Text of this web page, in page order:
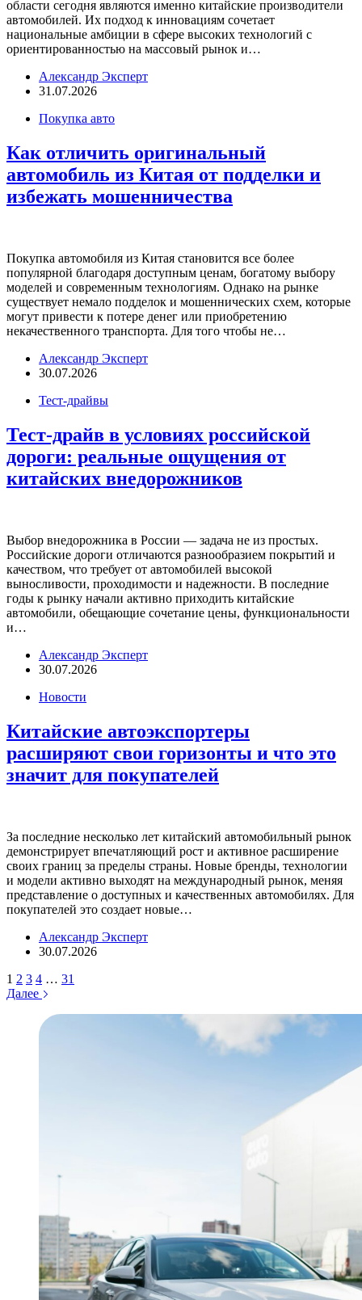
области сегодня являются именно китайские производители
автомобилей. Их подход к инновациям сочетает
национальные амбиции в сфере высоких технологий с
ориентированностью на массовый рынок и…
Александр Эксперт
31.07.2026
Покупка авто
Как отличить оригинальный
автомобиль из Китая от подделки и
избежать мошенничества
Покупка автомобиля из Китая становится все более
популярной благодаря доступным ценам, богатому выбору
моделей и современным технологиям. Однако на рынке
существует немало подделок и мошеннических схем, которые
могут привести к потере денег или приобретению
некачественного транспорта. Для того чтобы не…
Александр Эксперт
30.07.2026
Тест-драйвы
Тест-драйв в условиях российской
дороги: реальные ощущения от
китайских внедорожников
Выбор внедорожника в России — задача не из простых.
Российские дороги отличаются разнообразием покрытий и
качеством, что требует от автомобилей высокой
выносливости, проходимости и надежности. В последние
годы к рынку начали активно приходить китайские
автомобили, обещающие сочетание цены, функциональности
и…
Александр Эксперт
30.07.2026
Новости
Китайские автоэкспортеры
расширяют свои горизонты и что это
значит для покупателей
За последние несколько лет китайский автомобильный рынок
демонстрирует впечатляющий рост и активное расширение
своих границ за пределы страны. Новые бренды, технологии
и модели активно выходят на международный рынок, меняя
представление о доступных и качественных автомобилях. Для
покупателей это создает новые…
Александр Эксперт
30.07.2026
1 2 3 4 … 31
Далее